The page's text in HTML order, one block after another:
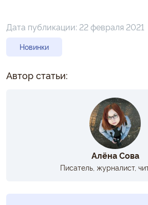
Дата публикации: 22 февраля 2021
Новинки
Автор статьи:
Алёна Сова
Писатель, журналист,